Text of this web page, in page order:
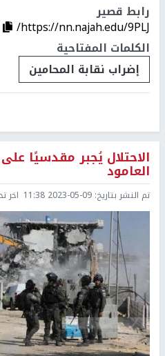
رابط قصير
https://nn.najah.edu/9PLJ/
الكلمات المفتاحية
إضراب نقابة المحامين
الاحتلال يُجبر مقدسيًا
العامود
تم النشر بتاريخ: 2023-05-09 11:38 اخر